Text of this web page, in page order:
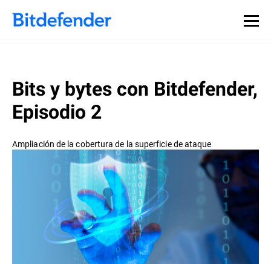
Bits y bytes con Bitdefender,
Episodio 2
Ampliación de la cobertura de la superficie de ataque